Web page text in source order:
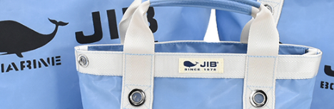
自治体アワード Bronze受賞
☆JIB Group Info☆20/9/28~【
要】JIB本店・船坂店限定カラ
ーダーサービス休止...